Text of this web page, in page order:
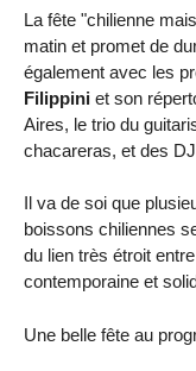
La fête "chilienne
matin et promet de
également avec les
Filippini et son
Aires, le trio du
chacareras, et des
Il va de soi que
boissons chiliennes
du lien très étroit
contemporaine et
Une belle fête au